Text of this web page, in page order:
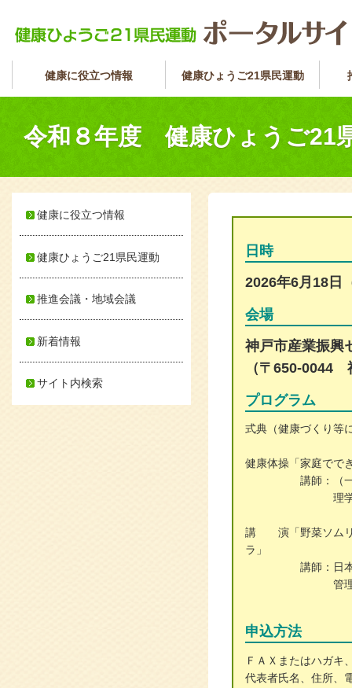
健康に役立つ情報 健康ひょうご21県民運動
令和８年度 健康ひょうご
日時
2026年6月18日
会場
神戸市産業振
（〒650-0044
プログラム
式典（健康づくり等
健康体操「家庭でで
講師：（一社
理学療法
講 演「野菜ソムリ
講師：日本野菜
管理栄養
申込方法
ＦＡＸまたはハガキ
代表者氏名、住所、
健康に役立つ情報
健康ひょうご21県民運動
推進会議・地域会議
新着情報
サイト内検索